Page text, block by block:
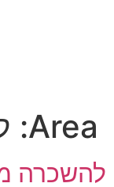
Area: